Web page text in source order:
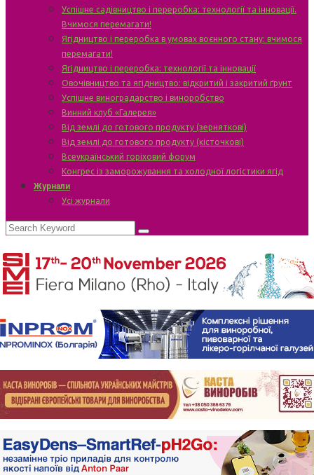
Успішне садівництво і переробка: технології та інновації.
Вчимося перемагати!
Ягідництво і переробка в умовах воєнного стану: вчимося
перемагати!
Ягідництво і переробка: технології та інновації
Овочівництво та ягідництво: відкритий і закритий ґрунт
Успішне виноградарство і виноробство
Винний клуб «Галерея»
Від землі до готового продукту (зерняткові)
Від землі до готового продукту (кісточкові)
Всеукраїнський горіховий форум
Конгрес із заморожування та холодної логістики ягід
Журнали
Усі журнали